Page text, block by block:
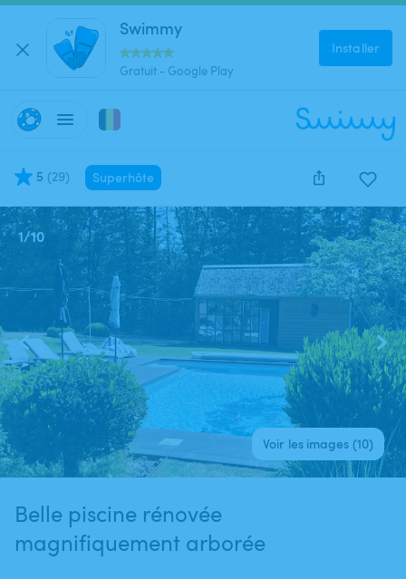
Swimmy
Gratuit - Google Play
Installer
5 (29) Superhôte
1/10
Voir les images (10)
Belle piscine rénovée
magnifiquement arborée